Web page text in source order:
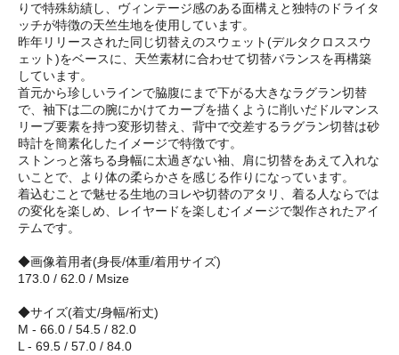
りで特殊紡績し、ヴィンテージ感のある面構えと独特のドライタ
ッチが特徴の天竺生地を使用しています。
昨年リリースされた同じ切替えのスウェット(デルタクロススウ
ェット)をベースに、天竺素材に合わせて切替バランスを再構築
しています。
首元から珍しいラインで脇腹にまで下がる大きなラグラン切替
で、袖下は二の腕にかけてカーブを描くように削いだドルマンス
リーブ要素を持つ変形切替え、背中で交差するラグラン切替は砂
時計を簡素化したイメージで特徴です。
ストンっと落ちる身幅に太過ぎない袖、肩に切替をあえて入れな
いことで、より体の柔らかさを感じる作りになっています。
着込むことで魅せる生地のヨレや切替のアタリ、着る人ならでは
の変化を楽しめ、レイヤードを楽しむイメージで製作されたアイ
テムです。
◆画像着用者(身長/体重/着用サイズ)
173.0 / 62.0 / Msize
◆サイズ(着丈/身幅/裄丈)
M - 66.0 / 54.5 / 82.0
L - 69.5 / 57.0 / 84.0